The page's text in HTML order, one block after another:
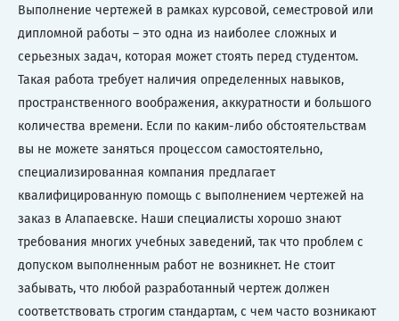
Выполнение чертежей в рамках курсовой, семестровой или
дипломной работы – это одна из наиболее сложных и
серьезных задач, которая может стоять перед студентом.
Такая работа требует наличия определенных навыков,
пространственного воображения, аккуратности и большого
количества времени. Если по каким-либо обстоятельствам
вы не можете заняться процессом самостоятельно,
специализированная компания предлагает
квалифицированную помощь с выполнением чертежей на
заказ в Алапаевске. Наши специалисты хорошо знают
требования многих учебных заведений, так что проблем с
допуском выполненным работ не возникнет. Не стоит
забывать, что любой разработанный чертеж должен
соответствовать строгим стандартам, с чем часто возникают